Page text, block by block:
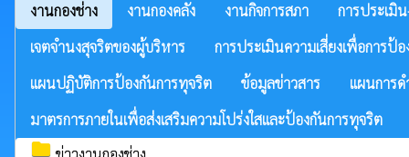
งานกองช่าง งานกองคลัง งานกิจการสภา
การประเมิ
เจตจำนงสุจริตของผู้บริหาร
การประเมินความเสี่ยงเพื่อการป้
แผนปฏิบัติการป้องกันการทุจริต
ข้อมูลข่าวสาร
แผนการ
มาตรการภายในเพื่อส่งเสริมความโปร่งใสและป้องกันการทุจริต
folder